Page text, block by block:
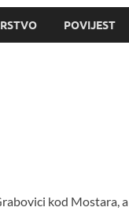
POVIJEST
kod Mostara, a